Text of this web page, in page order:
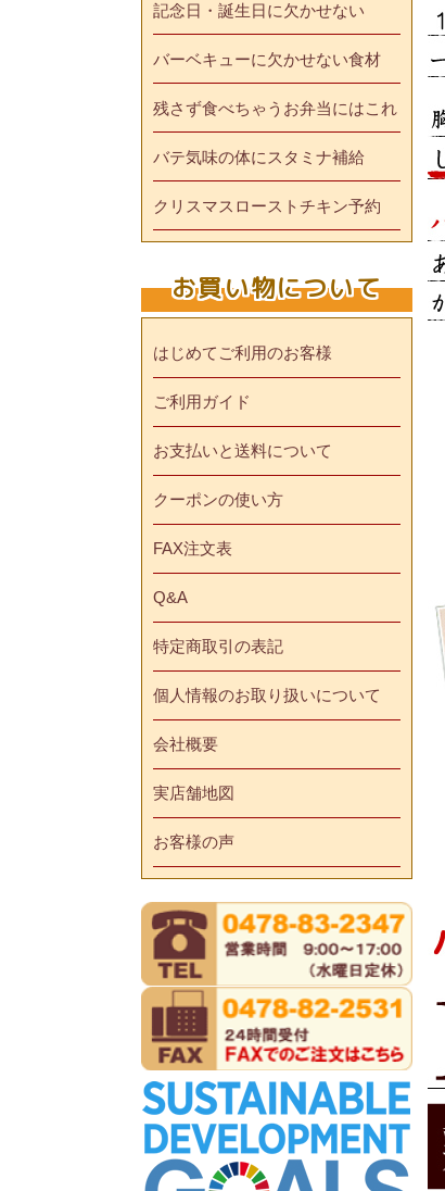
記念日・誕生日に欠かせない
バーベキューに欠かせない食材
残さず食べちゃうお弁当にはこれ
バテ気味の体にスタミナ補給
クリスマスローストチキン予約
お買い物について
はじめてご利用のお客様
ご利用ガイド
お支払いと送料について
クーポンの使い方
FAX注文表
Q&A
特定商取引の表記
個人情報のお取り扱いについて
会社概要
実店舗地図
お客様の声